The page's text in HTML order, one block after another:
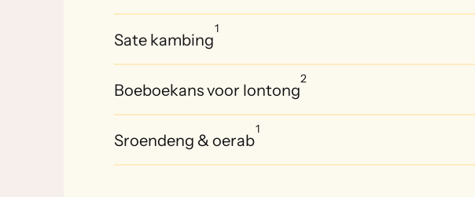
Sate kambing
1
Boeboekans voor lontong
2
Sroendeng & oerab
1